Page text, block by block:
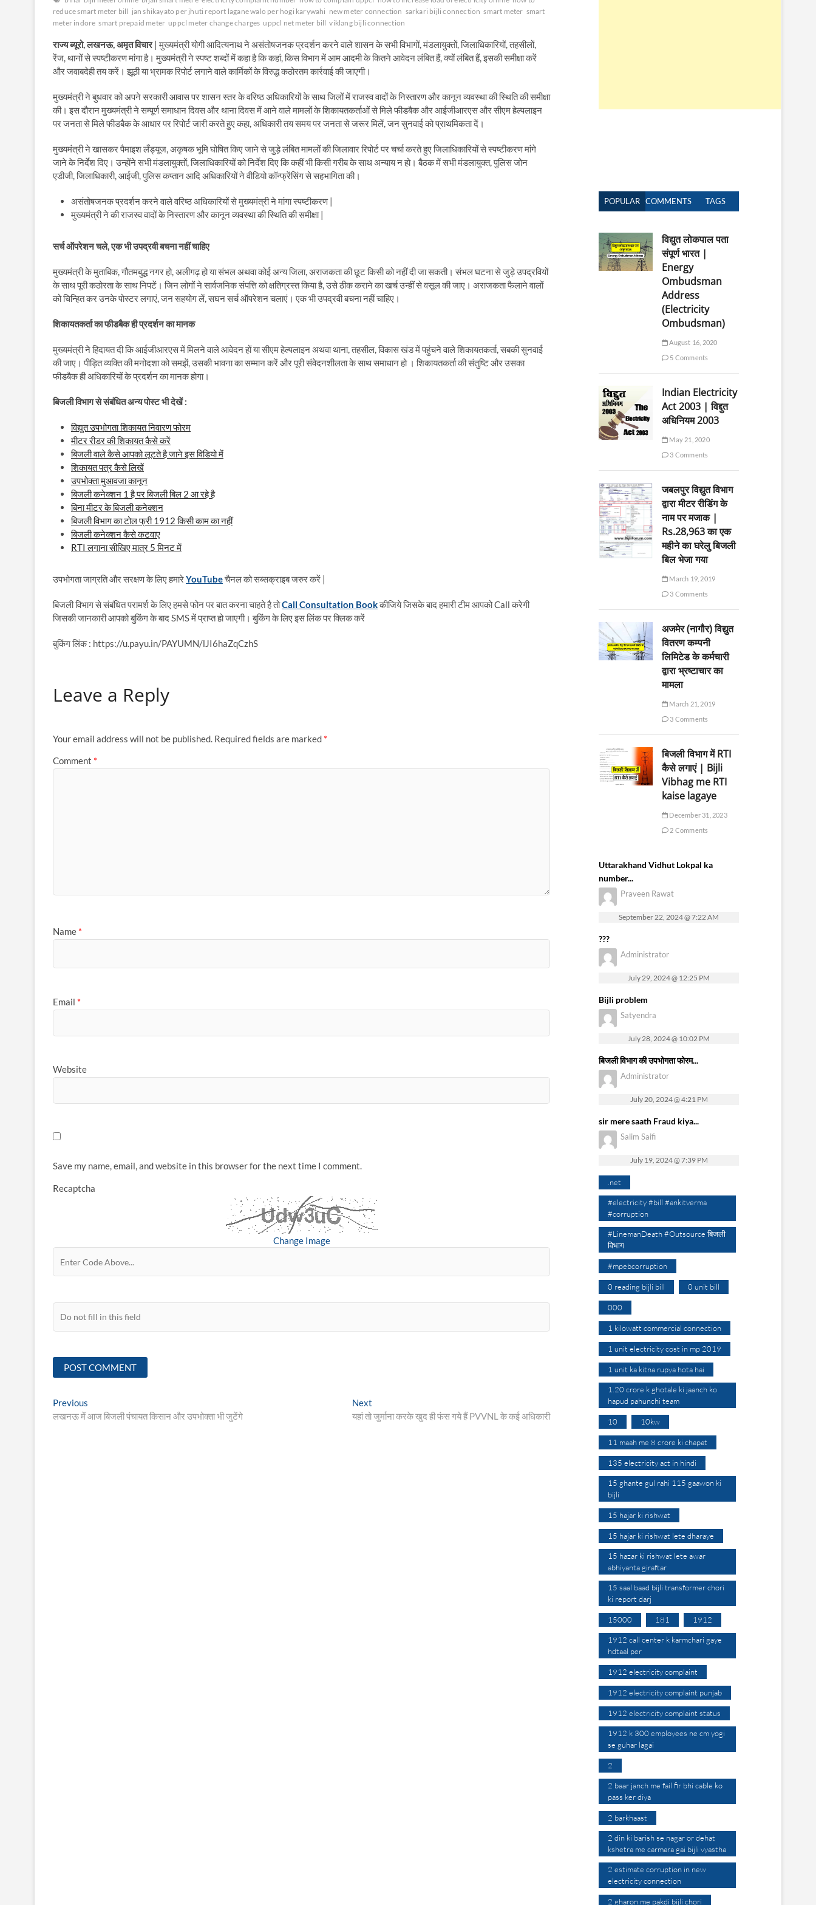
reduce smart meter bill jan shikayato per jhuti report lagane walo per hogi karywahi new meter connection sarkari bijli connection smart meter smart
meter indore smart prepaid meter uppcl meter change charges uppcl net meter bill viklang bijli connection
राज्य ब्यूरो, लखनऊ, अमृत विचार| मुख्यमंत्री योगी आदित्यनाथ ने असंतोषजनक प्रदर्शन करने वाले शासन के सभी विभागों, मंडलायुक्तों, जिलाधिकारियों, तहसीलों,
रेंज, थानों से स्पष्टीकरण मांगा है। मुख्यमंत्री ने स्पष्ट शब्दों में कहा है कि कहां, किस विभाग में आम आदमी के कितने आवेदन लंबित हैं, क्यों लंबित हैं, इसकी समीक्षा करें
और जवाबदेही तय करें। झूठी या भ्रामक रिपोर्ट लगाने वाले कार्मिकों के विरुद्ध कठोरतम कार्रवाई की जाएगी।
मुख्यमंत्री ने बुधवार को अपने सरकारी आवास पर शासन स्तर के वरिष्ठ अधिकारियों के साथ जिलों में राजस्व वादों के निस्तारण और कानून व्यवस्था की स्थिति की समीक्षा
की। इस दौरान मुख्यमंत्री ने सम्पूर्ण समाधान दिवस और थाना दिवस में आने वाले मामलों के शिकायतकर्ताओं से मिले फीडबैक और आईजीआरएस और सीएम हेल्पलाइन
पर जनता से मिले फीडबैक के आधार पर रिपोर्ट जारी करते हुए कहा, अधिकारी तय समय पर जनता से जरूर मिलें, जन सुनवाई को प्राथमिकता दें।
मुख्यमंत्री ने खासकर पैमाइश लँड्यूज, अकृषक भूमि घोषित किए जाने से जुड़े लंबित मामलों की जिलावार रिपोर्ट पर चर्चा करते हुए जिलाधिकारियों से स्पष्टीकरण मांगे
जाने के निर्देश दिए। उन्होंने सभी मंडलायुक्तों, जिलाधिकारियों को निर्देश दिए कि कहीं भी किसी गरीब के साथ अन्याय न हो। बैठक में सभी मंडलायुक्त, पुलिस जोन
एडीजी, जिलाधिकारी, आईजी, पुलिस कप्तान आदि अधिकारियों ने वीडियो कॉन्फ्रेंसिंग से सहभागिता की।
असंतोषजनक प्रदर्शन करने वाले वरिष्ठ अधिकारियों से मुख्यमंत्री ने मांगा स्पष्टीकरण |
मुख्यमंत्री ने की राजस्व वादों के निस्तारण और कानून व्यवस्था की स्थिति की समीक्षा |
सर्चऑपरेशनचले,एकभीउपद्रवीबचनानहींचाहिए
मुख्यमंत्री के मुताबिक, गौतमबुद्ध नगर हो, अलीगढ़ हो या संभल अथवा कोई अन्य जिला, अराजकता की छूट किसी को नहीं दी जा सकती। संभल घटना से जुड़े उपद्रवियों
के साथ पूरी कठोरता के साथ निपटें। जिन लोगों ने सार्वजनिक संपत्ति को क्षतिग्रस्त किया है, उसे ठीक कराने का खर्च उन्हीं से वसूल की जाए। अराजकता फैलाने वालों
को चिन्हित कर उनके पोस्टर लगाएं, जन सहयोग लें, सघन सर्च ऑपरेशन चलाएं। एक भी उपद्रवी बचना नहीं चाहिए।
शिकायतकर्ताकाफीडबैकहीप्रदर्शनकामानक
मुख्यमंत्री ने हिदायत दी कि आईजीआरएस में मिलने वाले आवेदन हों या सीएम हेल्पलाइन अथवा थाना, तहसील, विकास खंड में पहुंचने वाले शिकायतकर्ता, सबकी सुनवाई
की जाए। पीड़ित व्यक्ति की मनोदशा को समझें, उसकी भावना का सम्मान करें और पूरी संवेदनशीलता के साथ समाधान हो । शिकायतकर्ता की संतुष्टि और उसका
फीडबैक ही अधिकारियों के प्रदर्शन का मानक होगा।
बिजली विभाग से संबंधित अन्य पोस्ट भी देखें :
विद्युत उपभोगता शिकायत निवारण फोरम
मीटर रीडर की शिकायत कैसे करें
बिजली वाले कैसे आपको लूटते है जाने इस विडियो में
शिकायत पत्र कैसे लिखें
उपभोक्ता मुआवजा कानून
बिजली कनेक्शन 1 है पर बिजली बिल 2 आ रहे है
बिना मीटर के बिजली कनेक्शन
बिजली विभाग का टोल फ्री 1912 किसी काम का नहीं
बिजली कनेक्शन कैसे कटवाए
RTI लगाना सीखिए मात्र 5 मिनट में
उपभोगता जाग्रति और सरक्षण के लिए हमारेYouTubeचैनल को सब्सक्राइब जरुर करें |
बिजली विभाग से संबंधित परामर्श के लिए हमसे फोन पर बात करना चाहते है तोCall Consultation Bookकीजिये जिसके बाद हमारी टीम आपको Call करेगी
जिसकी जानकारी आपको बुकिंग के बाद SMS में प्राप्त हो जाएगी। बुकिंग के लिए इस लिंक पर क्लिक करें
बुकिंग लिंक : https://u.payu.in/PAYUMN/lJI6haZqCzhS
Leave a Reply
Your email address will not be published. Required fields are marked *
Comment *
Name *
Email *
Website
Save my name, email, and website in this browser for the next time I comment.
Recaptcha
Change Image
Post
navigation
Previous
post:
लखनऊ में आज बिजली पंचायत किसान और उपभोक्ता भी जुटेंगे
Next
post:
यहां तो जुर्माना करके खुद ही फंस गये हैं PVVNL के कई अधिकारी
POPULAR COMMENTS TAGS
विद्युत लोकपाल पता
संपूर्ण भारत |
Energy
Ombudsman
Address
(Electricity
Ombudsman)
August 16, 2020
5 Comments
Indian Electricity
Act 2003 | विद्दुत
अधिनियम 2003
May 21, 2020
3 Comments
जबलपुर विद्युत विभाग
द्वारा मीटर रीडिंग के
नाम पर मजाक |
Rs.28,963 का एक
महीने का घरेलु बिजली
बिल भेजा गया
March 19, 2019
3 Comments
अजमेर (नागौर) विद्युत
वितरण कम्पनी
लिमिटेड के कर्मचारी
द्वारा भ्रष्टाचार का
मामला
March 21, 2019
3 Comments
बिजली विभाग में RTI
कैसे लगाएं | Bijli
Vibhag me RTI
kaise lagaye
December 31, 2023
2 Comments
Uttarakhand Vidhut Lokpal ka
number...
Praveen Rawat
September 22, 2024 @ 7:22 AM
???
Administrator
July 29, 2024 @ 12:25 PM
Bijli problem
Satyendra
July 28, 2024 @ 10:02 PM
बिजली विभाग की उपभोगता फोरम...
Administrator
July 20, 2024 @ 4:21 PM
sir mere saath Fraud kiya...
Salim Saifi
July 19, 2024 @ 7:39 PM
.net
#electricity #bill #ankitverma
#corruption
#LinemanDeath #Outsource बिजली
विभाग
#mpebcorruption
0 reading bijli bill 0 unit bill
000
1 kilowatt commercial connection
1 unit electricity cost in mp 2019
1 unit ka kitna rupya hota hai
1.20 crore k ghotale ki jaanch ko
hapud pahunchi team
10 10kw
11 maah me 8 crore ki chapat
135 electricity act in hindi
15 ghante gul rahi 115 gaawon ki
bijli
15 hajar ki rishwat
15 hajar ki rishwat lete dharaye
15 hazar ki rishwat lete awar
abhiyanta giraftar
15 saal baad bijli transformer chori
ki report darj
15000 181 1912
1912 call center k karmchari gaye
hdtaal per
1912 electricity complaint
1912 electricity complaint punjab
1912 electricity complaint status
1912 k 300 employees ne cm yogi
se guhar lagai
2
2 baar janch me fail fir bhi cable ko
pass ker diya
2 barkhaast
2 din ki barish se nagar or dehat
kshetra me carmara gai bijli vyastha
2 estimate corruption in new
electricity connection
2 gharon me pakdi bijli chori